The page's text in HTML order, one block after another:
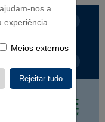
nos a
Meios externos
CONTINENTES